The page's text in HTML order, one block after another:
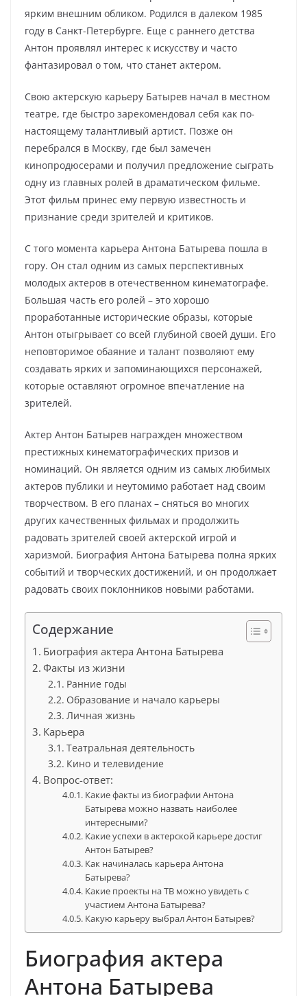
ярким внешним обликом. Родился в далеком 1985
году в Санкт-Петербурге. Еще с раннего детства
Антон проявлял интерес к искусству и часто
фантазировал о том, что станет актером.
Свою актерскую карьеру Батырев начал в местном
театре, где быстро зарекомендовал себя как по-
настоящему талантливый артист. Позже он
перебрался в Москву, где был замечен
кинопродюсерами и получил предложение сыграть
одну из главных ролей в драматическом фильме.
Этот фильм принес ему первую известность и
признание среди зрителей и критиков.
С того момента карьера Антона Батырева пошла в
гору. Он стал одним из самых перспективных
молодых актеров в отечественном кинематографе.
Большая часть его ролей – это хорошо
проработанные исторические образы, которые
Антон отыгрывает со всей глубиной своей души. Его
неповторимое обаяние и талант позволяют ему
создавать ярких и запоминающихся персонажей,
которые оставляют огромное впечатление на
зрителей.
Актер Антон Батырев награжден множеством
престижных кинематографических призов и
номинаций. Он является одним из самых любимых
актеров публики и неутомимо работает над своим
творчеством. В его планах – сняться во многих
других качественных фильмах и продолжить
радовать зрителей своей актерской игрой и
харизмой. Биография Антона Батырева полна ярких
событий и творческих достижений, и он продолжает
радовать своих поклонников новыми работами.
Содержание
Биография актера Антона Батырева
Факты из жизни
Ранние годы
Образование и начало карьеры
Личная жизнь
Карьера
Театральная деятельность
Кино и телевидение
Вопрос-ответ:
Какие факты из биографии Антона
Батырева можно назвать наиболее
интересными?
Какие успехи в актерской карьере достиг
Антон Батырев?
Как начиналась карьера Антона
Батырева?
Какие проекты на ТВ можно увидеть с
участием Антона Батырева?
Какую карьеру выбрал Антон Батырев?
Биография актера
Антона Батырева